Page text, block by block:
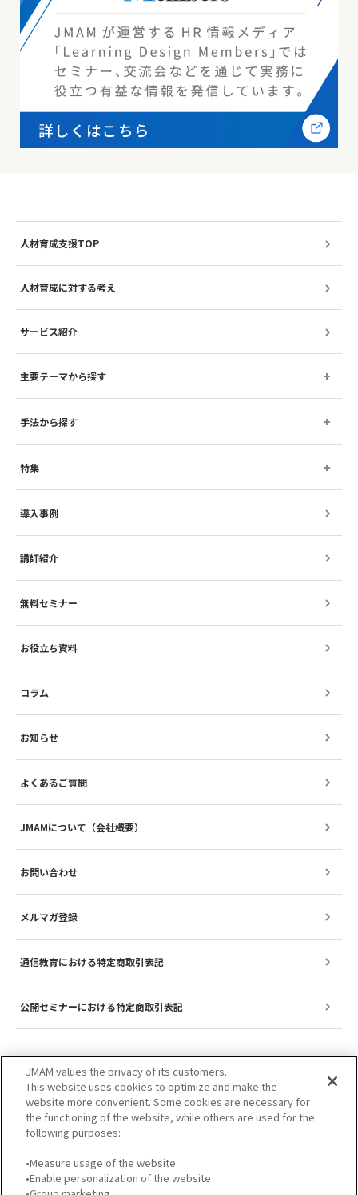
人材育成支援TOP
人材育成に対する考え
サービス紹介
主要テーマから探す
手法から探す
特集
導入事例
講師紹介
無料セミナー
お役立ち資料
コラム
お知らせ
よくあるご質問
JMAMについて（会社概要）
お問い合わせ
メルマガ登録
通信教育における特定商取引表記
公開セミナーにおける特定商取引表記
サイトのご利用について
JMAM values the privacy of its customers.
This website uses cookies to optimize and make the
website more convenient. Some cookies are necessary for
the functioning of the website, while others are used for the
following purposes:
•Measure usage of the website
•Enable personalization of the website